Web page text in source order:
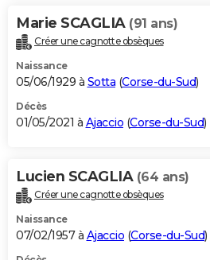
Marie SCAGLIA (91 ans)
Créer une cagnotte obsèques
Naissance
05/06/1929 à Sotta (Corse-du-Sud)
Décès
01/05/2021 à Ajaccio (Corse-du-Sud)
Lucien SCAGLIA (64 ans)
Créer une cagnotte obsèques
Naissance
07/02/1957 à Ajaccio (Corse-du-Sud)